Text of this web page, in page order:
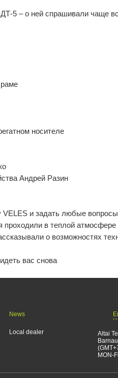
5 – о ней спрашивали чаще
носителе
Андрей Разин
VELES и задать любые вопросы
в теплой атмосфере
о возможностях
вас снова
News
Local dealer
Altai
MON-